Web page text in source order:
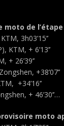
moto de l’étape
3h03’15’’
KTM, + 6’13’’
+ 26’39’’
+38’07’’
+34’16’’
+ 46’30’’…
moto